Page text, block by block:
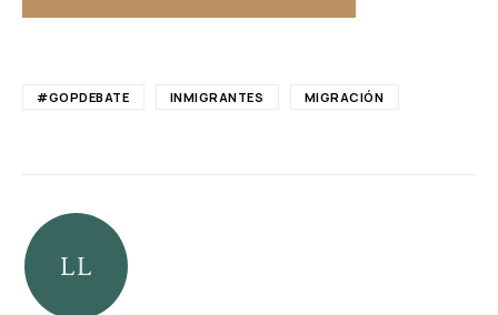
#GOPDEBATE INMIGRANTES MIGRACIÓN